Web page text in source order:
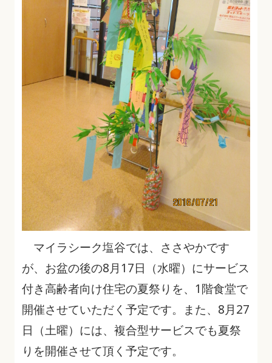
マイラシーク塩谷では、ささやかです
が、お盆の後の8月17日（水曜）にサービス
付き高齢者向け住宅の夏祭りを、1階食堂で
開催させていただく予定です。また、8月27
日（土曜）には、複合型サービスでも夏祭
りを開催させて頂く予定です。